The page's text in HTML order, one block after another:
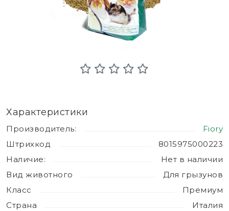
Характеристики
Производитель:
Fiory
Штрихкод
8015975000223
Наличие:
Нет в наличии
Вид животного
Для грызунов
Класс
Премиум
Страна
Италия